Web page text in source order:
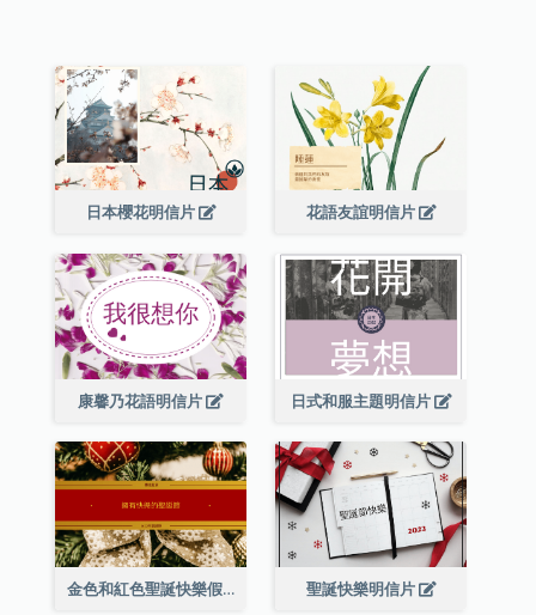
日本櫻花明信片 花語友誼明信片
康馨乃花語明信片 日式和服主題明信片
金色和紅色聖誕快樂假期明信片 聖誕快樂明信片